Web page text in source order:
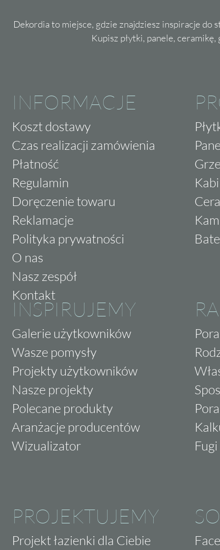
Dekordia to miejsce, gdzie znajdziesz inspiracje do
Kupisz płytki, panele,
INFORMACJE
Koszt dostawy
Czas realizacji zamówienia
Płatność
Regulamin
Doręczenie towaru
Reklamacje
Polityka prywatności
O nas
Nasz zespół
Kontakt
INSPIRUJEMY
Galerie użytkowników
Wasze pomysły
Projekty użytkowników
Nasze projekty
Polecane produkty
Aranżacje producentów
Wizualizator
PROJEKTUJEMY
Projekt łazienki dla Ciebie